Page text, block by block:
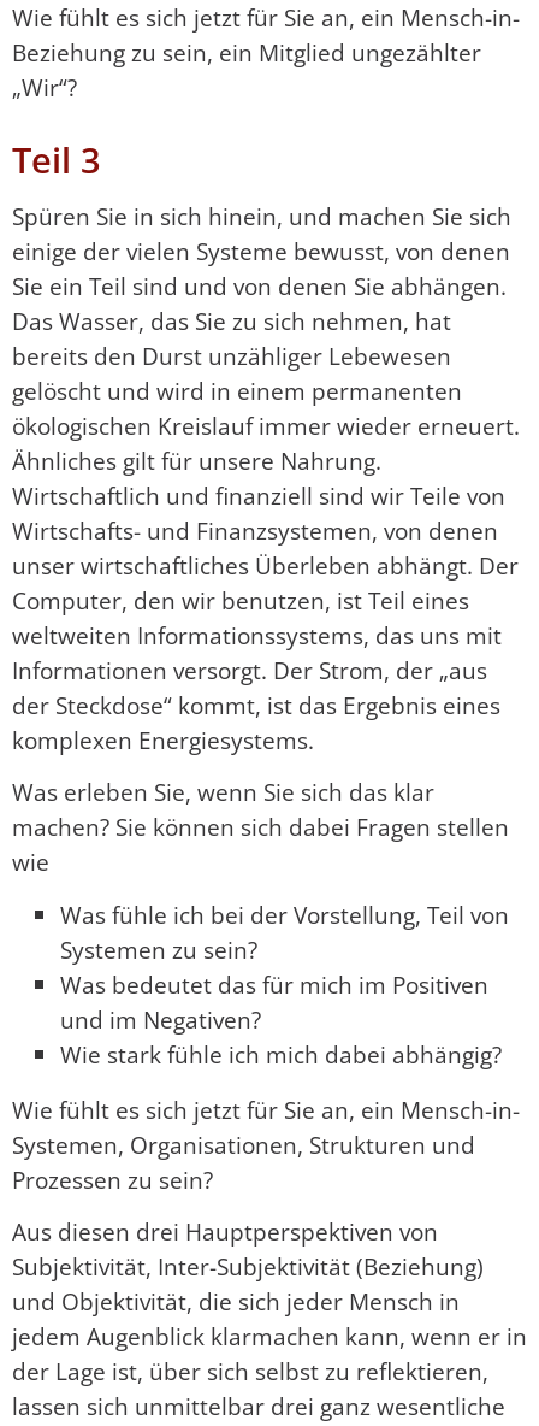
Wie fühlt es sich jetzt für Sie an, ein Mensch-in-
Beziehung zu sein, ein Mitglied ungezählter
„Wir“?
Teil 3
Spüren Sie in sich hinein, und machen Sie sich
einige der vielen Systeme bewusst, von denen
Sie ein Teil sind und von denen Sie abhängen.
Das Wasser, das Sie zu sich nehmen, hat
bereits den Durst unzähliger Lebewesen
gelöscht und wird in einem permanenten
ökologischen Kreislauf immer wieder erneuert.
Ähnliches gilt für unsere Nahrung.
Wirtschaftlich und finanziell sind wir Teile von
Wirtschafts- und Finanzsystemen, von denen
unser wirtschaftliches Überleben abhängt. Der
Computer, den wir benutzen, ist Teil eines
weltweiten Informationssystems, das uns mit
Informationen versorgt. Der Strom, der „aus
der Steckdose“ kommt, ist das Ergebnis eines
komplexen Energiesystems.
Was erleben Sie, wenn Sie sich das klar
machen? Sie können sich dabei Fragen stellen
wie
Was fühle ich bei der Vorstellung, Teil von
Systemen zu sein?
Was bedeutet das für mich im Positiven
und im Negativen?
Wie stark fühle ich mich dabei abhängig?
Wie fühlt es sich jetzt für Sie an, ein Mensch-in-
Systemen, Organisationen, Strukturen und
Prozessen zu sein?
Aus diesen drei Hauptperspektiven von
Subjektivität, Inter-Subjektivität (Beziehung)
und Objektivität, die sich jeder Mensch in
jedem Augenblick klarmachen kann, wenn er in
der Lage ist, über sich selbst zu reflektieren,
lassen sich unmittelbar drei ganz wesentliche